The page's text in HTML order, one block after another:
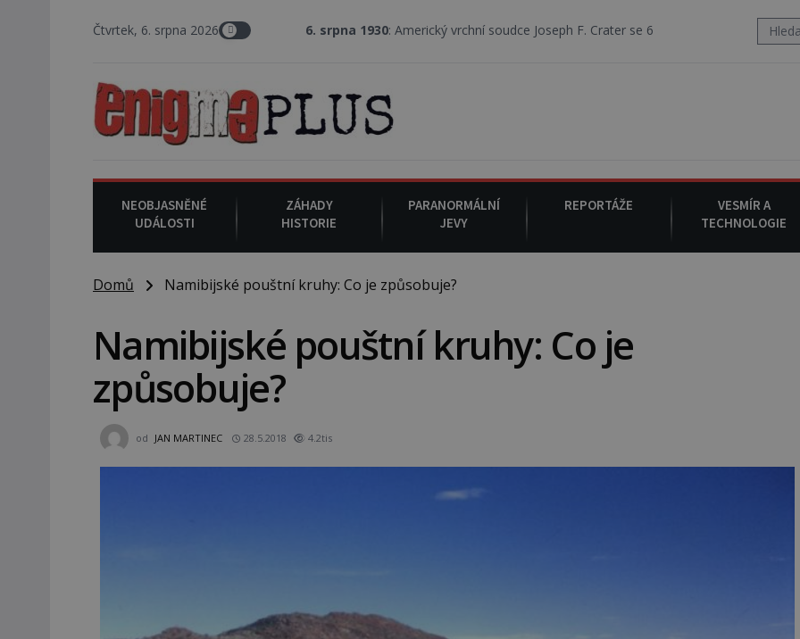
Čtvrtek, 6. srpna 20266. srpna 1930 : Americký vrchní soudce Joseph F. Crater se 6. srpna 1930 navečeří ve své oblíbené
NEOBJASNĚNÉ
UDÁLOSTI
ZÁHADY
HISTORIE
PARANORMÁLNÍ
JEVY
REPORTÁŽE
VESMÍR A
TECHNOLOGIE
Domů Namibijské pouštní kruhy: Co je způsobuje?
Namibijské pouštní kruhy: Co je
způsobuje?
od JAN MARTINEC 28.5.2018 4.2tis